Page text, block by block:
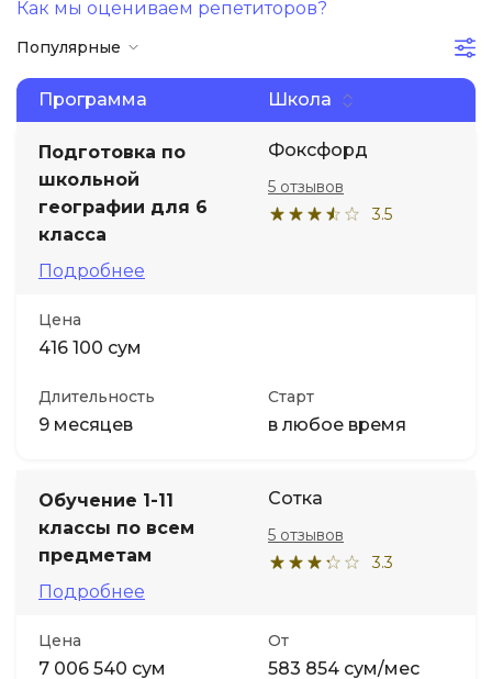
Как мы оцениваем репетиторов?
Популярные
Программа Школа
Подготовка по
школьной
географии для 6
класса
Подробнее
Фоксфорд
3.5
5 отзывов
Цена
416 100 сум
Длительность
9 месяцев
Старт
в любое время
Обучение 1-11
классы по всем
предметам
Подробнее
Сотка
3.3
5 отзывов
Цена
7 006 540 сум
От
583 854 сум/мес
Дизайн
Менеджмент
Иностранные языки
ДПО
Акции и промокоды